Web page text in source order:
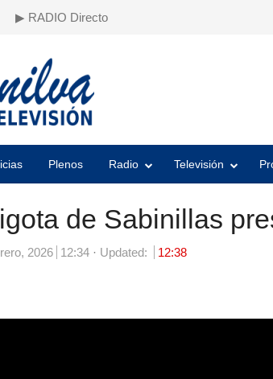
▶ RADIO Directo
Plenos Radio Televisión
de Sabinillas
2026 12:34 Updated: 12:38